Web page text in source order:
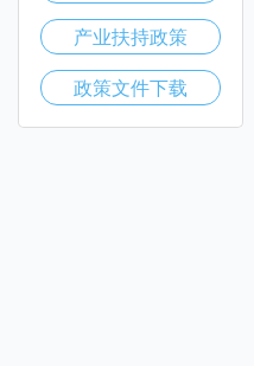
产业扶持政策
政策文件下载